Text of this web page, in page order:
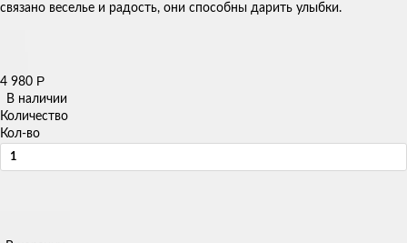
связано веселье и радость, они способны дарить улыбки.
4 980 Р
В наличии
Количество
Кол-во